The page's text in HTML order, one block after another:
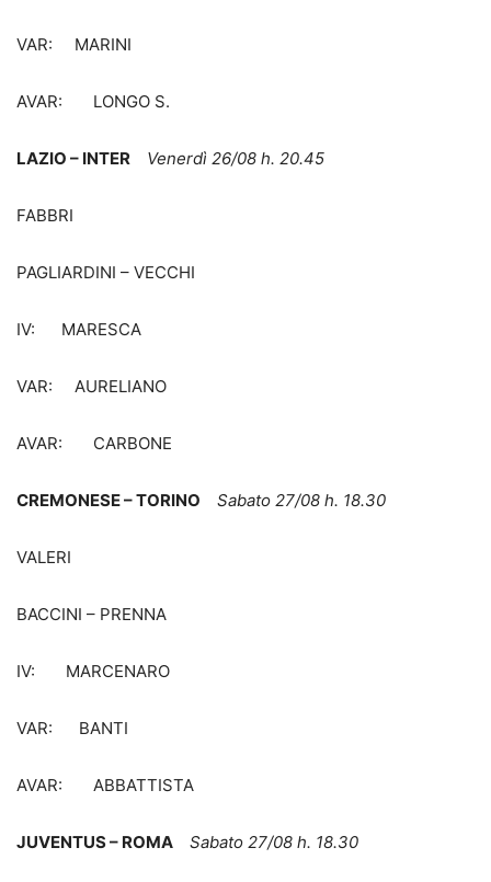
VAR: MARINI
AVAR: LONGO S.
LAZIO – INTER Venerdì 26/08 h. 20.45
FABBRI
PAGLIARDINI – VECCHI
IV: MARESCA
VAR: AURELIANO
AVAR: CARBONE
CREMONESE – TORINO Sabato 27/08 h. 18.30
VALERI
BACCINI – PRENNA
IV: MARCENARO
VAR: BANTI
AVAR: ABBATTISTA
JUVENTUS – ROMA Sabato 27/08 h. 18.30